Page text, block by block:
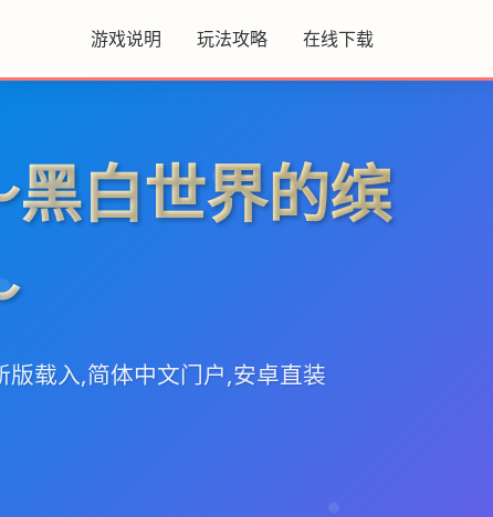
游戏说明 玩法攻略 在线下载
白世界的缤
版载入,简体中文门户,安卓直装